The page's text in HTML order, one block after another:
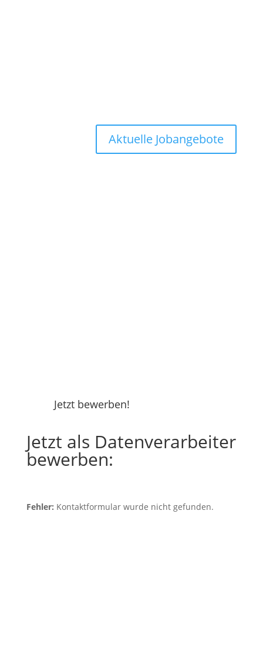
Aktuelle Jobangebote
Jetzt bewerben!
Jetzt als Datenverarbeiter
bewerben:
Fehler: Kontaktformular wurde nicht gefunden.